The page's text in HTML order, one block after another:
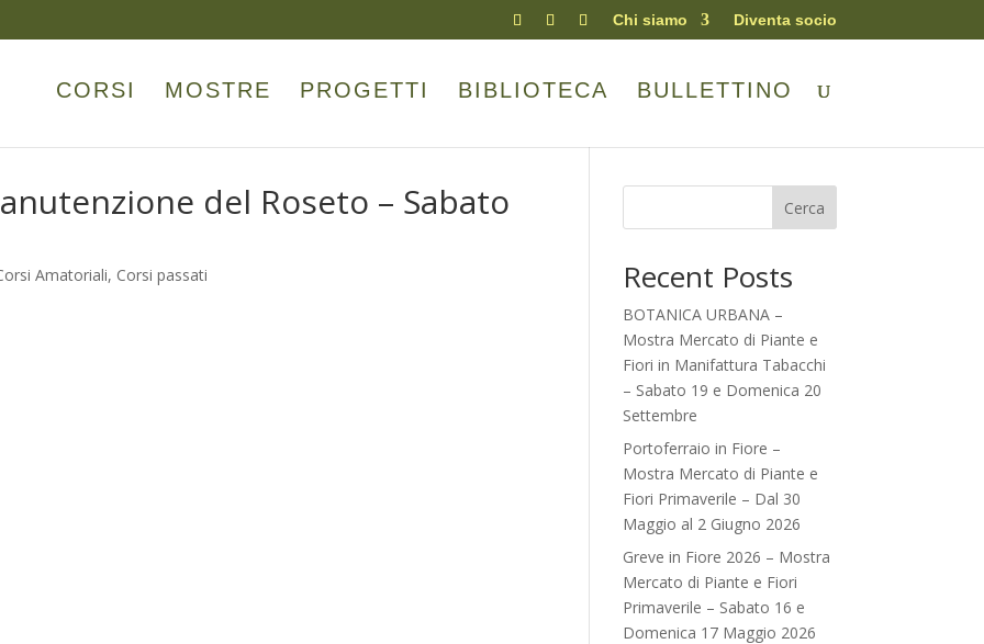
Chi siamo Diventa socio
CORSI MOSTRE PROGETTI BIBLIOTECA BULLETTINO
del Roseto – Sabato
Amatoriali, Corsi passati
Cerca
Recent Posts
BOTANICA URBANA –
Mostra Mercato di Piante e
Fiori in Manifattura Tabacchi
– Sabato 19 e Domenica 20
Settembre
Portoferraio in Fiore –
Mostra Mercato di Piante e
Fiori Primaverile – Dal 30
Maggio al 2 Giugno 2026
Greve in Fiore 2026 – Mostra
Mercato di Piante e Fiori
Primaverile – Sabato 16 e
Domenica 17 Maggio 2026